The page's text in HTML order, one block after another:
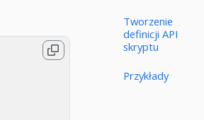
Tworzenie
definicji API
skryptu
Przykłady